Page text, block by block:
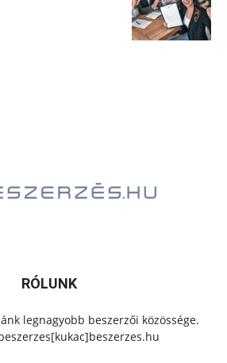
RÓLUNK
legnagyobb beszerzői közössége.